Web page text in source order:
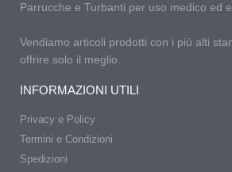
Parrucche e Turbanti per uso medico ed
Vendiamo articoli prodotti con i più alti
offrire solo il meglio.
INFORMAZIONI UTILI
Privacy e Policy
Termini e Condizioni
Spedizioni